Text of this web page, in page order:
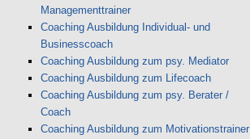
Managementtrainer
Coaching Ausbildung Individual- und
Businesscoach
Coaching Ausbildung zum psy. Mediator
Coaching Ausbildung zum Lifecoach
Coaching Ausbildung zum psy. Berater /
Coach
Coaching Ausbildung zum Motivationstrainer